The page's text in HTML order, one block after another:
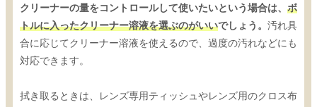
クリーナーの量をコントロールして使いたいという場合は、 ボ
トルに入ったクリーナー溶液を選ぶのがいいでしょう。 汚れ具
合に応じてクリーナー溶液を使えるので、過度の汚れなどにも
対応できます。
拭き取るときは、レンズ専用ティッシュやレンズ用のクロス布